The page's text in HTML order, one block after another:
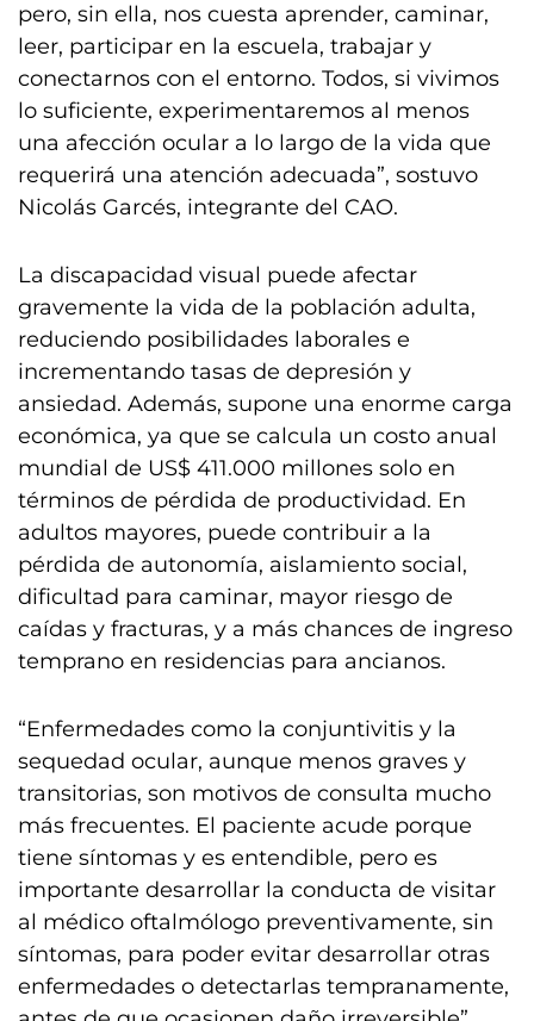
pero, sin ella, nos cuesta aprender, caminar,
leer, participar en la escuela, trabajar y
conectarnos con el entorno. Todos, si vivimos
lo suficiente, experimentaremos al menos
una afección ocular a lo largo de la vida que
requerirá una atención adecuada”, sostuvo
Nicolás Garcés, integrante del CAO.
La discapacidad visual puede afectar
gravemente la vida de la población adulta,
reduciendo posibilidades laborales e
incrementando tasas de depresión y
ansiedad. Además, supone una enorme carga
económica, ya que se calcula un costo anual
mundial de US$ 411.000 millones solo en
términos de pérdida de productividad. En
adultos mayores, puede contribuir a la
pérdida de autonomía, aislamiento social,
dificultad para caminar, mayor riesgo de
caídas y fracturas, y a más chances de ingreso
temprano en residencias para ancianos.
“Enfermedades como la conjuntivitis y la
sequedad ocular, aunque menos graves y
transitorias, son motivos de consulta mucho
más frecuentes. El paciente acude porque
tiene síntomas y es entendible, pero es
importante desarrollar la conducta de visitar
al médico oftalmólogo preventivamente, sin
síntomas, para poder evitar desarrollar otras
enfermedades o detectarlas tempranamente,